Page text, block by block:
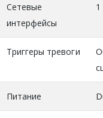
Сетевые
интерфейсы
1
Триггеры тревоги
Питание